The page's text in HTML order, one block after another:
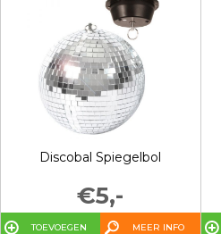
Discobal Spiegelbol
€5,-
TOEVOEGEN MEER INFO